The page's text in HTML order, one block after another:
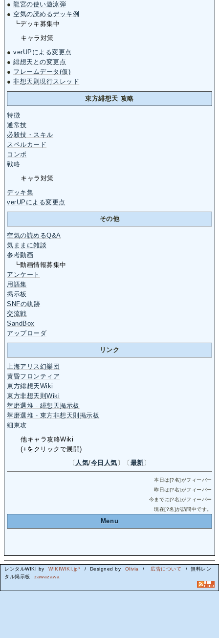
●龍宮の使い遊泳弾
● 空気の読めるデッキ例
┗デッキ募集中
キャラ対策
●verUPによる変更点
●緋想天との変更点
● フレームデータ(仮)
●非想天則現行スレッド
東方緋想天 攻略
特徴
通常技
必殺技・スキル
スペルカード
コンボ
戦略
キャラ対策
デッキ集
verUPによる変更点
その他
空気の読めるQ&A
気ままに雑談
参考動画
┗動画情報募集中
アンケート
用語集
掲示板
SNFの軌跡
交流戦
SandBox
アップローダ
リンク
上海アリス幻樂団
黄昏フロンティア
東方緋想天Wiki
東方非想天則Wiki
萃磨選堆 - 緋想天掲示板
萃磨選堆 - 東方非想天則掲示板
細東攻
他キャラ攻略Wiki
(+をクリックで展開)
〔 人気/今日人気 〕〔 最新 〕
本日は[?名]がフィーバー
昨日は[?名]がフィーバー
今までに[?名]がフィーバー
現在[?名]が訪問中です。
Menu
レンタルWIKI by WIKIWIKI.jp* / Designed by Olivia / 広告について
/ 無料レン
タル掲示板
zawazawa